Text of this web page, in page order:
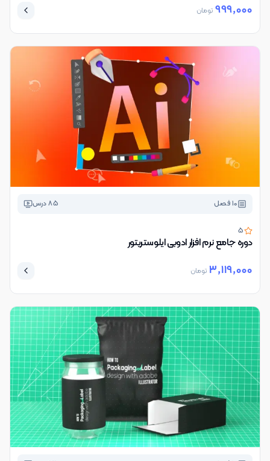
999,000 تومان
10فصل 85درس
5
دوره جامع نرم افزار ادوبی ایلوستریتور
3,119,000 تومان
در عین خلاصه بودن، تمام چیز هایی که لازمه
رو توضیح میدین و برخلاف بقیه که از توضیح
بعضی جزئیات طفره میرن، شما وافعا همه رو
توضیح میدین
محمدرضا سید طاهری
دانش آموزدوره فشرده ادوبی ایندیزاین
بدون شک یکی از بهترین سرمایه‌گذاری‌های
آموزشی که کردم. این دوره پر از نکات عملیه که